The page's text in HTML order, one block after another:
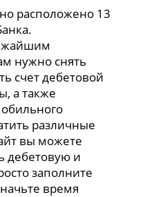
расположено 13
нужно снять
счет дебетовой
а также
различные
вы можете
дебетовую и
заполните
время